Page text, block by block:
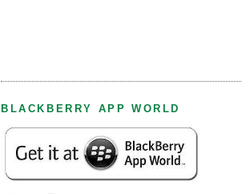
BLACKBERRY APP WORLD